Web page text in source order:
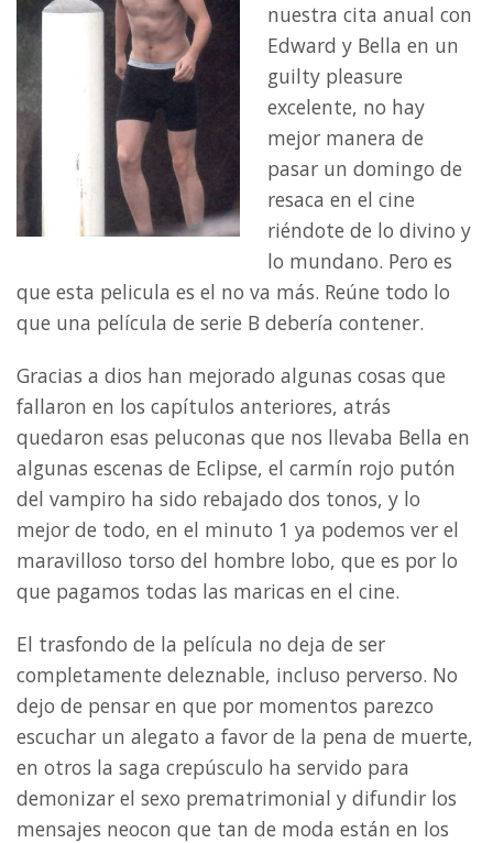
nuestra cita anual con
Edward y Bella en un
guilty pleasure
excelente, no hay
mejor manera de
pasar un domingo de
resaca en el cine
riéndote de lo divino y
lo mundano. Pero es
que esta pelicula es el no va más. Reúne todo lo
que una película de serie B debería contener.
Gracias a dios han mejorado algunas cosas que
fallaron en los capítulos anteriores, atrás
quedaron esas peluconas que nos llevaba Bella en
algunas escenas de Eclipse, el carmín rojo putón
del vampiro ha sido rebajado dos tonos, y lo
mejor de todo, en el minuto 1 ya podemos ver el
maravilloso torso del hombre lobo, que es por lo
que pagamos todas las maricas en el cine.
El trasfondo de la película no deja de ser
completamente deleznable, incluso perverso. No
dejo de pensar en que por momentos parezco
escuchar un alegato a favor de la pena de muerte,
en otros la saga crepúsculo ha servido para
demonizar el sexo prematrimonial y difundir los
mensajes neocon que tan de moda están en los